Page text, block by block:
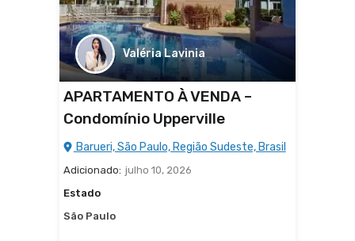
Valéria Lavinia
APARTAMENTO À VENDA –
Condomínio Upperville
Barueri, São Paulo, Região Sudeste, Brasil
Adicionado: julho 10, 2026
Estado
São Paulo